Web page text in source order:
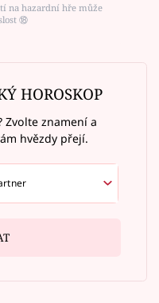
na hazardní hře může
⑱
HOROSKOP
Zvolte znamení a
hvězdy přejí.